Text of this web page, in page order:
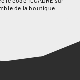
de la boutique.